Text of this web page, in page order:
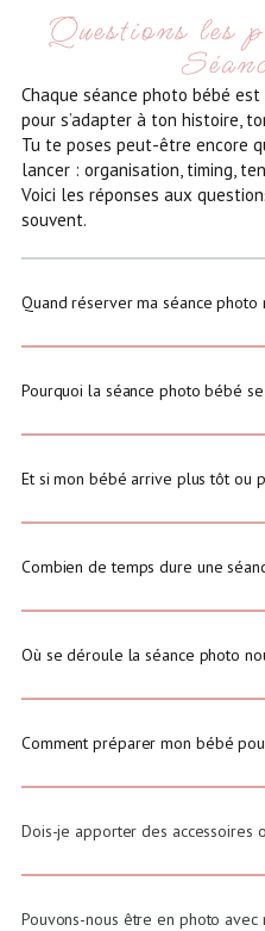
Questions les
Chaque séance photo bébé
pour s’adapter à ton histoire,
Tu te poses peut-être encore
lancer : organisation, timing,
Voici les réponses aux
souvent.
Quand réserver ma séance photo
Pourquoi la séance photo bébé
Et si mon bébé arrive plus tôt ou
Combien de temps dure une
Où se déroule la séance photo
Comment préparer mon bébé
Dois-je apporter des accessoires
Pouvons-nous être en photo